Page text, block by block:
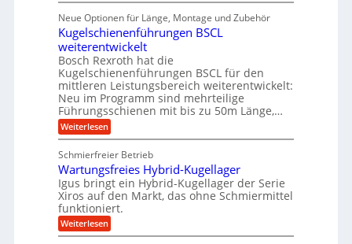
e
U
m
g
e
b
u
n
g
e
n
a
n
g
l
e
n
r
ä
i
s
e
u
b
b
e
w
e
g
u
n
g
e
n
r
A
u
t
o
m
o
t
i
v
e
n
d
M
a
s
c
h
i
g
i
t
a
l
e
r
W
e
r
k
z
e
u
g
k
r
e
i
s
Neue Optionen für Länge, Montage und Zubehör
Kugelschienenführungen BSCL
weiterentwickelt
Bosch Rexroth hat die
Kugelschienenführungen BSCL für den
mittleren Leistungsbereich weiterentwickelt:
Neu im Programm sind mehrteilige
Führungsschienen mit bis zu 50m Länge,…
Weiterlesen:
K
g
e
l
s
c
h
i
e
Schmierfreier Betrieb
Wartungsfreies Hybrid-Kugellager
Igus bringt ein Hybrid-Kugellager der Serie
Xiros auf den Markt, das ohne Schmiermittel
funktioniert.
Weiterlesen:
W